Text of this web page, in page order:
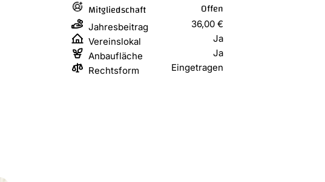
Mitgliedschaft Offen
Jahresbeitrag
36,00 €
Vereinslokal
Ja
Anbaufläche
Ja
Rechtsform
Eingetragen